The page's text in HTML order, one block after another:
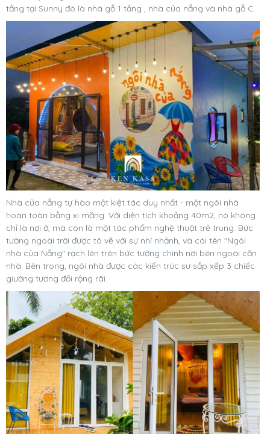
tầng tại Sunny đó là nhà gỗ 1 tầng , nhà của nắng và nhà gỗ C.
Nhà của nắng tự hào một kiệt tác duy nhất - một ngôi nhà
hoàn toàn bằng xi măng. Với diện tích khoảng 40m2, nó không
chỉ là nơi ở, mà còn là một tác phẩm nghệ thuật trẻ trung. Bức
tường ngoài trời được tô vẽ với sự nhí nhảnh, và cái tên "Ngôi
nhà của Nắng" rạch lên trên bức tường chính nơi bên ngoài căn
nhà. Bên trong, ngôi nhà được các kiến trúc sư sắp xếp 3 chiếc
giường tương đối rộng rãi.